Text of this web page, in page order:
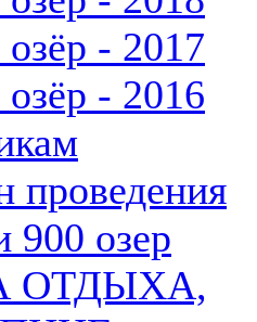
- 2017
- 2016
проведения
900 озер
ОТДЫХА,